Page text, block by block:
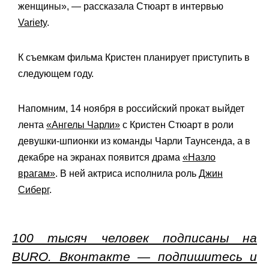
женщины», — рассказала Стюарт в интервью
Variety.
К съемкам фильма Кристен планирует приступить в
следующем году.
Напомним, 14 ноября в российский прокат выйдет
лента «Ангелы Чарли» с Кристен Стюарт в роли
девушки-шпионки из команды Чарли Таунсенда, а в
декабре на экранах появится драма «Назло
врагам». В ней актриса исполнила роль Джин
Сиберг.
100 тысяч человек подписаны на
BURO. Вконтакте — подпишитесь и